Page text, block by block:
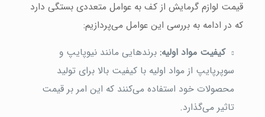
قیمت لوازم گرمایش از کف به عوامل متعددی بستگی دارد
که در ادامه به بررسی این عوامل می‌پردازیم:
کیفیت مواد اولیه:برندهایی مانند نیوپایپ و
سوپرپایپ از مواد اولیه با کیفیت بالا برای تولید
محصولات خود استفاده می‌کنند که این امر بر قیمت
تاثیر می‌گذارد.